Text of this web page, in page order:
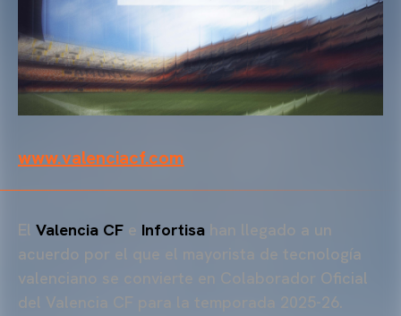
www.valenciacf.com
El Valencia CF e Infortisa han llegado a un
acuerdo por el que el mayorista de tecnología
valenciano se convierte en Colaborador Oficial
del Valencia CF para la temporada 2025-26.